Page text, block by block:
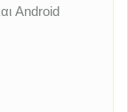
Android